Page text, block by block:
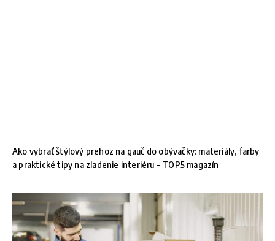
Ako vybrať štýlový prehoz na gauč do obývačky: materiály, farby
a praktické tipy na zladenie interiéru - TOP5 magazín